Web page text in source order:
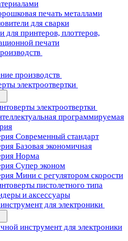
печать металлами
для сварки
для принтеров, плоттеров,
печати
производств
электроотвертки
электроотвертки
программируемая
Современный стандарт
Базовая экономичная
Норма
Cупер эконом
Мини с регулятором скорости
пистолетного типа
и аксессуары
для электроники
инструмент для электроники